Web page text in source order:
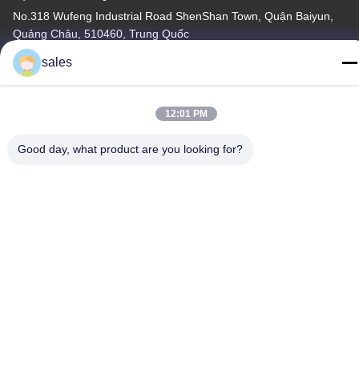
No.318 Wufeng Industrial Road ShenShan Town, Quận Baiyun,
Quảng Châu, 510460, Trung Quốc
điện thoại
86-20-36969420
sales
12:01 PM
Good day, what product are you looking for?